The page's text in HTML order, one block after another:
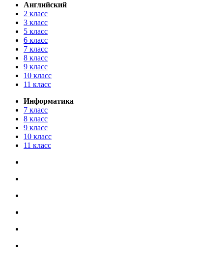
Английский
2 класс
3 класс
5 класс
6 класс
7 класс
8 класс
9 класс
10 класс
11 класс
Информатика
7 класс
8 класс
9 класс
10 класс
11 класс